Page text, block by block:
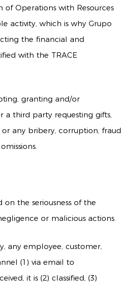
Operations with Resources
activity, which is why Grupo
the financial and
with the TRACE
granting and/or
third party requesting gifts,
or any bribery, corruption, fraud
the seriousness of the
or malicious actions.
any employee, customer,
(1) via email to
it is (2) classified, (3)